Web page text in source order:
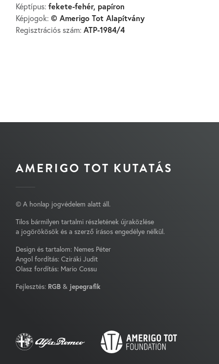
Képtípus: fekete-fehér, papíron
Képjogok: © Amerigo Tot Alapítvány
Regisztrációs szám: ATP-1984/4
AMERIGO TOT KUTATÁS
© A honlap jogvédelem alatt áll.
Tilos bármilyen tartalmi részletének újraközlése
a jogörökösök és a szerző írásos engedélye nélkül.
Design és tartalom: Nemes Péter
Angol fordítás: Cziráki Judit
Olasz fordítás: Mario Cossu
Fejlesztés: RGB & jepegrafik